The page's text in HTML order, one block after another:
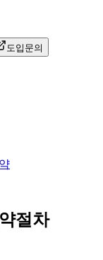
도입문의
절차